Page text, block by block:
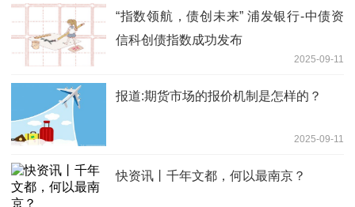
“指数领航，债创未来” 浦发银行-中债资
信科创债指数成功发布
2025-09-11
报道:期货市场的报价机制是怎样的？
2025-09-11
快资讯丨千年文都，何以最南京？